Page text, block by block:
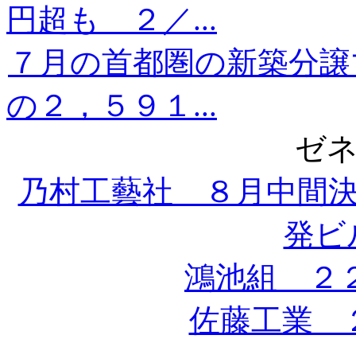
円超も ２／...
７月の首都圏の新築分
の２，５９１...
ゼ
乃村工藝社 ８月中間
発ビ
鴻池組 ２
佐藤工業